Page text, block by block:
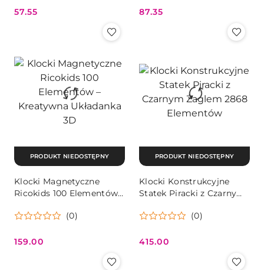
Cena:
57.55
Cena:
87.35
Klocki Magnetyczne
Ricokids 100 Elementów –
(0)
Cena:
159.00
PRODUKT NIEDOSTĘPNY
Klocki Konstrukcyjne
Statek Piracki z Czarnym
(0)
Cena:
415.00
PRODUKT NIEDOSTĘPNY